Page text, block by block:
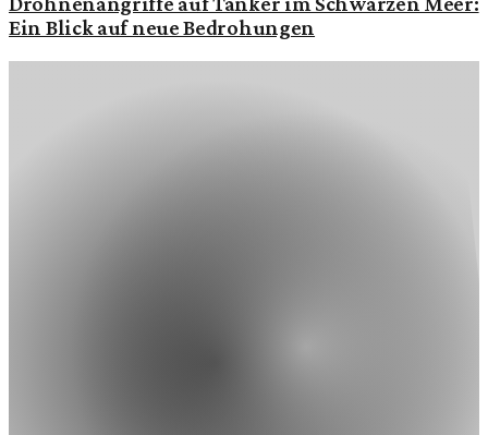
Ein Blick auf neue Bedrohungen